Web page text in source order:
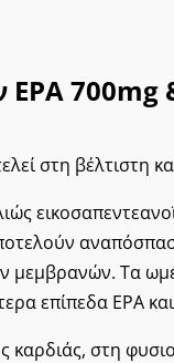
στη βέλτιστη
Τα
επίπεδα ΕΡΑ
καρδιάς, στη